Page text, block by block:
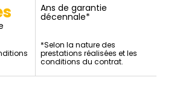
Ans de garantie
décennale*
*Selon la nature des
prestations réalisées et les
conditions du contrat.